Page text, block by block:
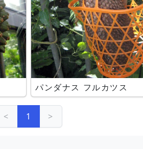
パンダナス フルカツス
< 1 >